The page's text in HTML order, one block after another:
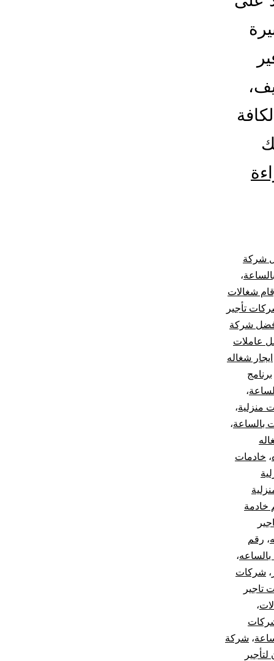
بالمدينةشركة
،
شغالات
تأجير
شركة
عاملات
ايجار شغاله
برنامج
،
منزلية،
بالساعة،
، خادمات
خادمة
، رقم
،
، شركات
تاجير
،
، شركة